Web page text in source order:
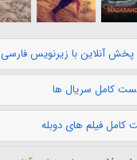
آنلاین با زیرنویس فارسی
کامل سریال ها
کامل فیلم های دوبله